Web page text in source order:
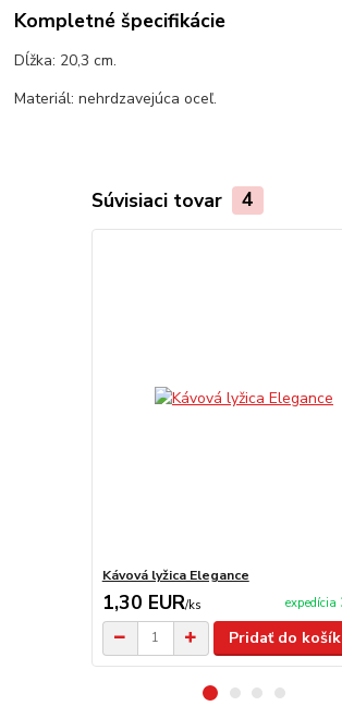
Kompletné špecifikácie
Dĺžka: 20,3 cm.
Materiál: nehrdzavejúca oceľ.
Súvisiaci tovar 4
Kávová lyžica Elegance
1,30 EUR/ks
Pridať do